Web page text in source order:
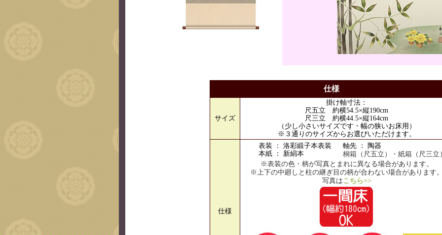
仕様
サイズ
掛け軸寸法：
尺五立 約横54.5×縦190cm
尺三立 約横44.5×縦164cm
（少し小さいサイズです・幅の狭いお床用）
※３通りのサイズからお選びいただけます。
仕様
表装 ： 洛彩緞子本表装
本紙 ： 新絹本
軸先 ： 陶器
桐箱（尺五立）・紙箱（尺三立
※表装の色・柄が写真とまれに異なる場合があります。
※上下の中廻しと柱の継ぎ目の柄が合わない場合があります
写真はこちら>>